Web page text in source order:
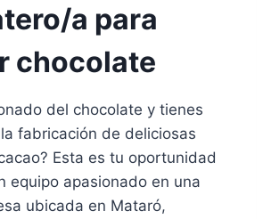
a para
chocolate
del chocolate y tienes
fabricación de deliciosas
Esta es tu oportunidad
equipo apasionado en una
ubicada en Mataró,